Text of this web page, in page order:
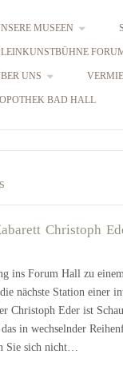
MUSEEN
UNS
BAD HALL
Christoph
ins Forum Hall zu
nächste Station einer
Christoph Eder ist
in wechselnder
Sie sich nicht…